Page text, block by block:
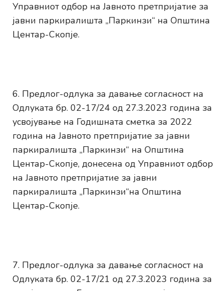
Управниот одбор на Јавното претпријатие за
јавни паркиралишта „Паркинзи“ на Општина
Центар-Скопје.
Предлог-одлука за давање согласност на
Одлуката бр. 02-17/24 од 27.3.2023 година за
усвојување на Годишната сметка за 2022
година на Јавното претпријатие за јавни
паркиралишта „Паркинзи“ на Општина
Центар-Скопје, донесена од Управниот одбор
на Јавното претпријатие за јавни
паркиралишта „Паркинзи“на Општина
Центар-Скопје.
Предлог-одлука за давање согласност на
Одлуката бр. 02-17/21 од 27.3.2023 година за